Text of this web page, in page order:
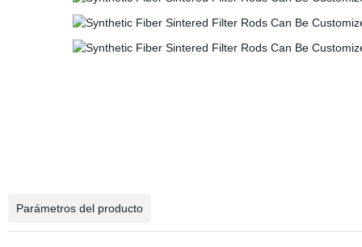
Parámetros del producto